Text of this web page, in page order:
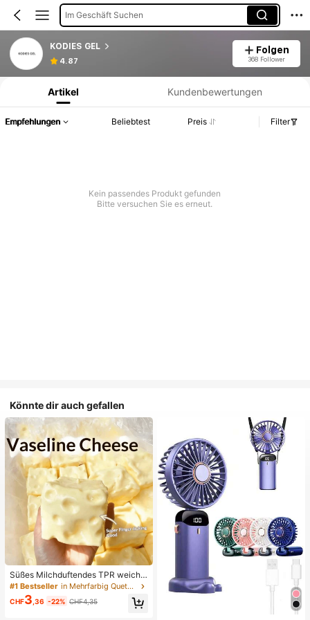
Im Geschäft Suchen
KODIES GEL
4.87
Folgen
368 Follower
Produktinformation: Preisangabe, Verkaufs- und Lagerbestandsdetails.
Artikel Kundenbewertungen
Empfehlungen Beliebtest Preis Filter
Kein passendes Produkt gefunden
Bitte versuchen Sie es erneut.
Könnte dir auch gefallen
Süßes Milchduftendes TPR weiche
s quetschbares Dumpling-förmiges
Stressabbau-Spielzeug, 5cm niedli
ches lustiges Quetsch-Stressabbau
#1 Bestseller in Mehrfarbig Quetschspielzeug für Teenager
CHF3 ,36 -22% CHF4,35